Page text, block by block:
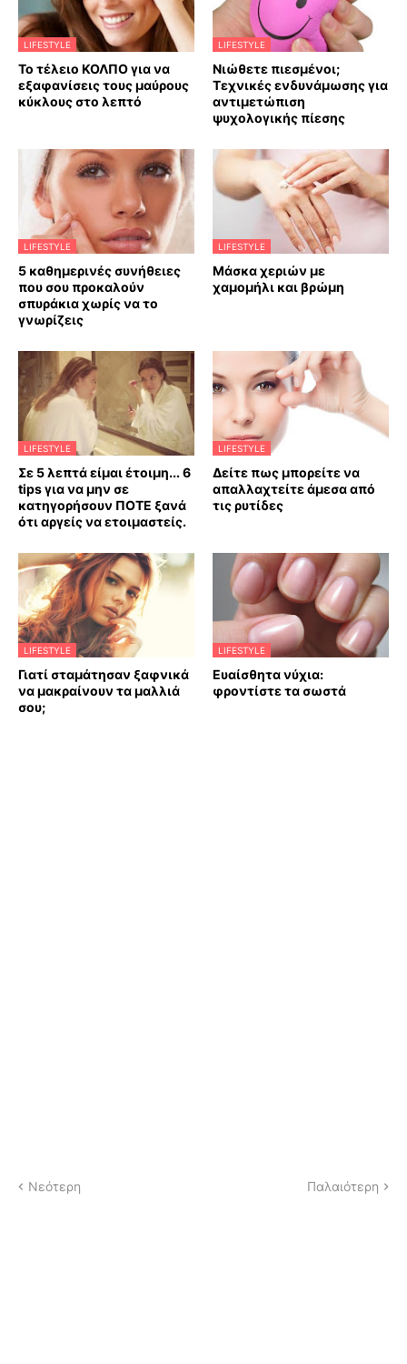
LIFESTYLE
Το τέλειο ΚΟΛΠΟ για να
εξαφανίσεις τους μαύρους
κύκλους στο λεπτό
LIFESTYLE
Νιώθετε πιεσμένοι;
Τεχνικές ενδυνάμωσης για
αντιμετώπιση
ψυχολογικής πίεσης
LIFESTYLE
5 καθημερινές συνήθειες
που σου προκαλούν
σπυράκια χωρίς να το
γνωρίζεις
LIFESTYLE
Mάσκα χεριών με
χαμομήλι και βρώμη
LIFESTYLE
Σε 5 λεπτά είμαι έτοιμη... 6
tips για να μην σε
κατηγορήσουν ΠΟΤΕ ξανά
ότι αργείς να ετοιμαστείς.
LIFESTYLE
Δείτε πως μπορείτε να
απαλλαχτείτε άμεσα από
τις ρυτίδες
LIFESTYLE
Γιατί σταμάτησαν ξαφνικά
να μακραίνουν τα μαλλιά
σου;
LIFESTYLE
Ευαίσθητα νύχια:
φροντίστε τα σωστά
Νεότερη Παλαιότερη